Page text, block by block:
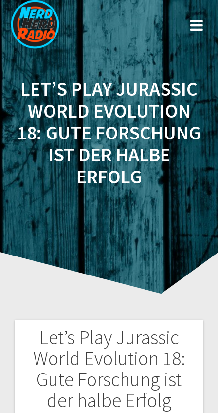
Zum
Inhalt
springen
LET’S PLAY JURASSIC
WORLD EVOLUTION
18: GUTE FORSCHUNG
IST DER HALBE
ERFOLG
Let’s Play Jurassic
World Evolution 18:
Gute Forschung ist
der halbe Erfolg
Beitragsnavigation